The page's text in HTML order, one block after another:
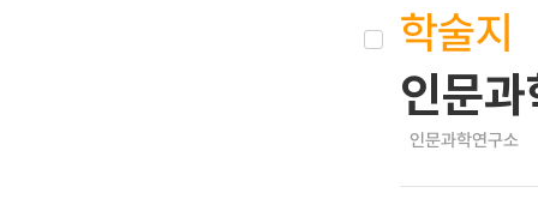
학술지
인문
인문과학연구소